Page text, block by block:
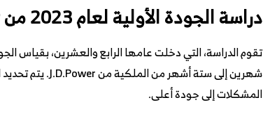
دراسة الجودة الأولية لعام 2023 من J.D.Power
تقوم الدراسة، التي دخلت عامها الرابع والعشرين، بقياس
المشكلات إلى جودة أعلى.